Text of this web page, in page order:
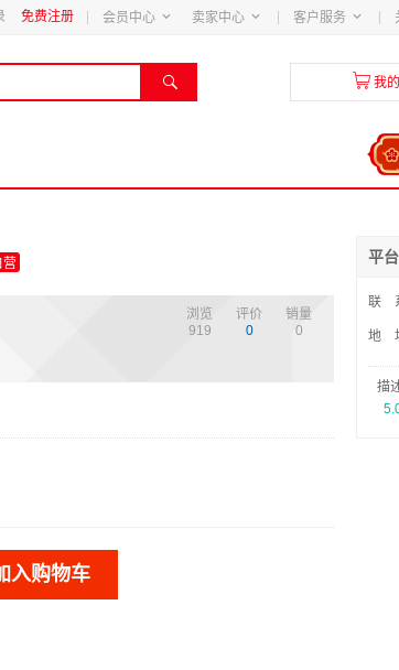
免费注册 会员中心  卖家中心  客户服务 
  我
营
浏览
919
评价
0
销量
0
入购物车
平
联
地
描